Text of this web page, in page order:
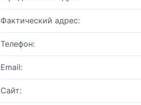
Фактический адрес:
Телефон:
Email:
Сайт: